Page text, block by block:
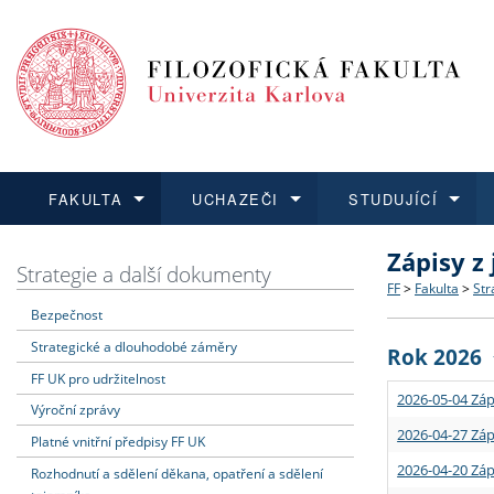
FAKULTA
Dozvědět se více
Struktura
Strategie
Podpora
UCHAZEČI
Podat přihlášku
Co
Učitelské
STUDUJÍCÍ
Dozvědět se více
Rigorózní
Dozvědět se více
O vědě a
Granty a
Dozvědět se více
Aktuální
Strategie a další dokumenty
Bezpečnost
Strategické a dlouhodobé záměry
FF UK pro udržitelnost
Výroční zprávy
Platné vnitřní předpisy FF UK
Rozhodnutí a sdělení děkana, opatření a sdělení
Zápisy
FF > Fakulta >
Rok 2026
2026-05-04
2026-04-27
2026-04-20